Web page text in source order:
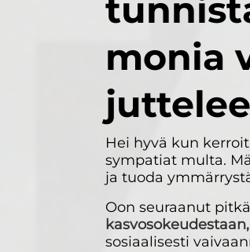
monia
Hei hyvä kun
sympatiat multa.
ja tuoda
Oon seuraanut
kasvosokeudestaan,
sosiaalisesti